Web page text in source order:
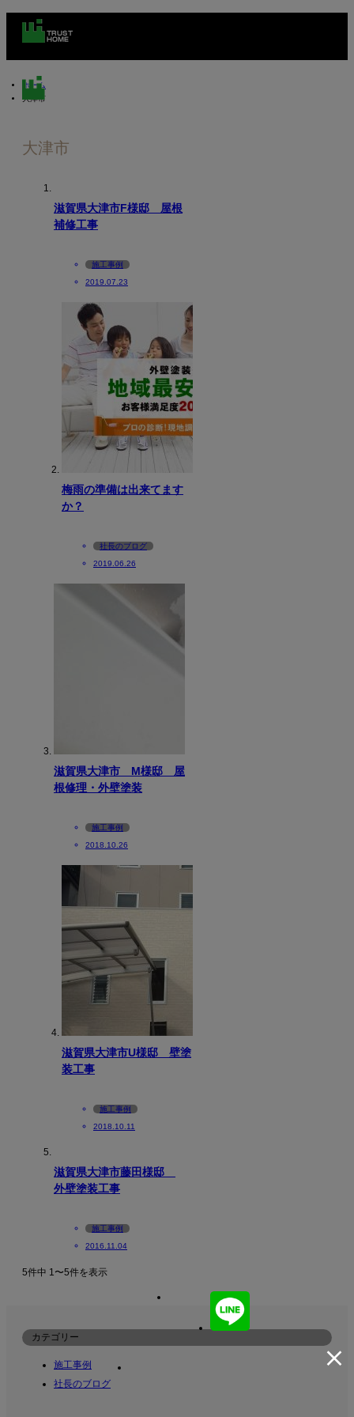
ホーム
大津市
大津市
滋賀県大津市F様邸 屋根
補修工事
施工事例
2019.07.23
梅雨の準備は出来てます
か？
社長のブログ
2019.06.26
滋賀県大津市 M様邸 屋
根修理・外壁塗装
施工事例
2018.10.26
滋賀県大津市U様邸 壁塗
装工事
施工事例
2018.10.11
滋賀県大津市藤田様邸
外壁塗装工事
施工事例
2016.11.04
5件中 1〜5件を表示
カテゴリー
施工事例
社長のブログ